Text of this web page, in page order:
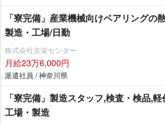
「寮完備」産業機械向けベアリングの
製造・工場/日勤
株式会社京栄センター
月給23万6,000円
派遣社員 / 神奈川県
「寮完備」製造スタッフ,検査・検品,
工場・製造